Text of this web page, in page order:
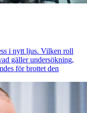
i nytt ljus. Vilken roll
gäller undersökning,
för brottet den